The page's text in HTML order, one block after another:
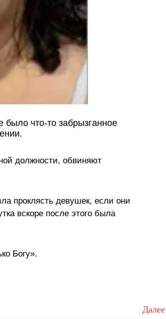
что-то забрызганное
должности, обвиняют
проклясть девушек, если они
вскоре после этого была
Богу».
Далее